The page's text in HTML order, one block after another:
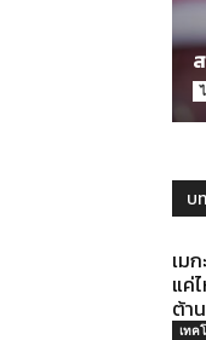
บ
เม
แค่
ต้า
เทค